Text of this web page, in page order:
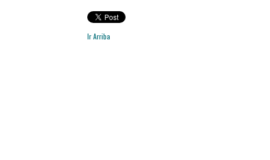
Ir Arriba